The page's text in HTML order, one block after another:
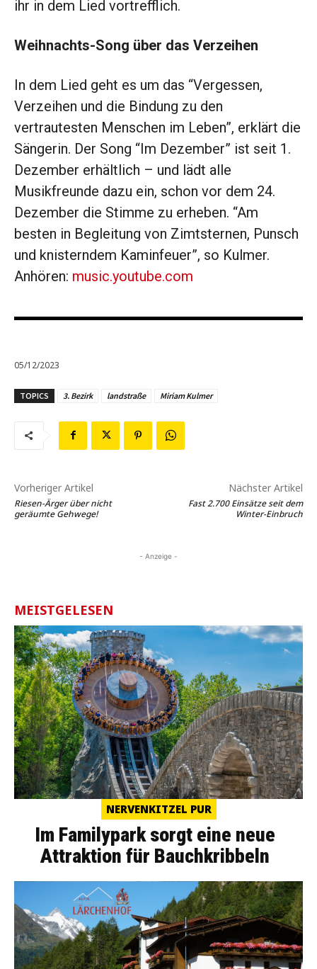
ihr in dem Lied vortrefflich.
Weihnachts-Song über das Verzeihen
In dem Lied geht es um das “Vergessen,
Verzeihen und die Bindung zu den
vertrautesten Menschen im Leben”, erklärt die
Sängerin. Der Song “Im Dezember” ist seit 1.
Dezember erhältlich – und lädt alle
Musikfreunde dazu ein, schon vor dem 24.
Dezember die Stimme zu erheben. “Am
besten in Begleitung von Zimtsternen, Punsch
und knisterndem Kaminfeuer”, so Kulmer.
Anhören: music.youtube.com
05/12/2023
TOPICS 3. Bezirk landstraße Miriam Kulmer
Vorheriger Artikel
Riesen-Ärger über nicht
geräumte Gehwege!
Nächster Artikel
Fast 2.700 Einsätze seit dem
Winter-Einbruch
- Anzeige -
MEISTGELESEN
NERVENKITZEL PUR
Im Familypark sorgt eine neue
Attraktion für Bauchkribbeln